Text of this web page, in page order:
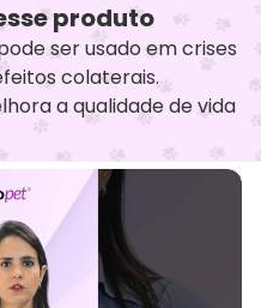
produto
ser usado em crises
colaterais.
a qualidade de vida